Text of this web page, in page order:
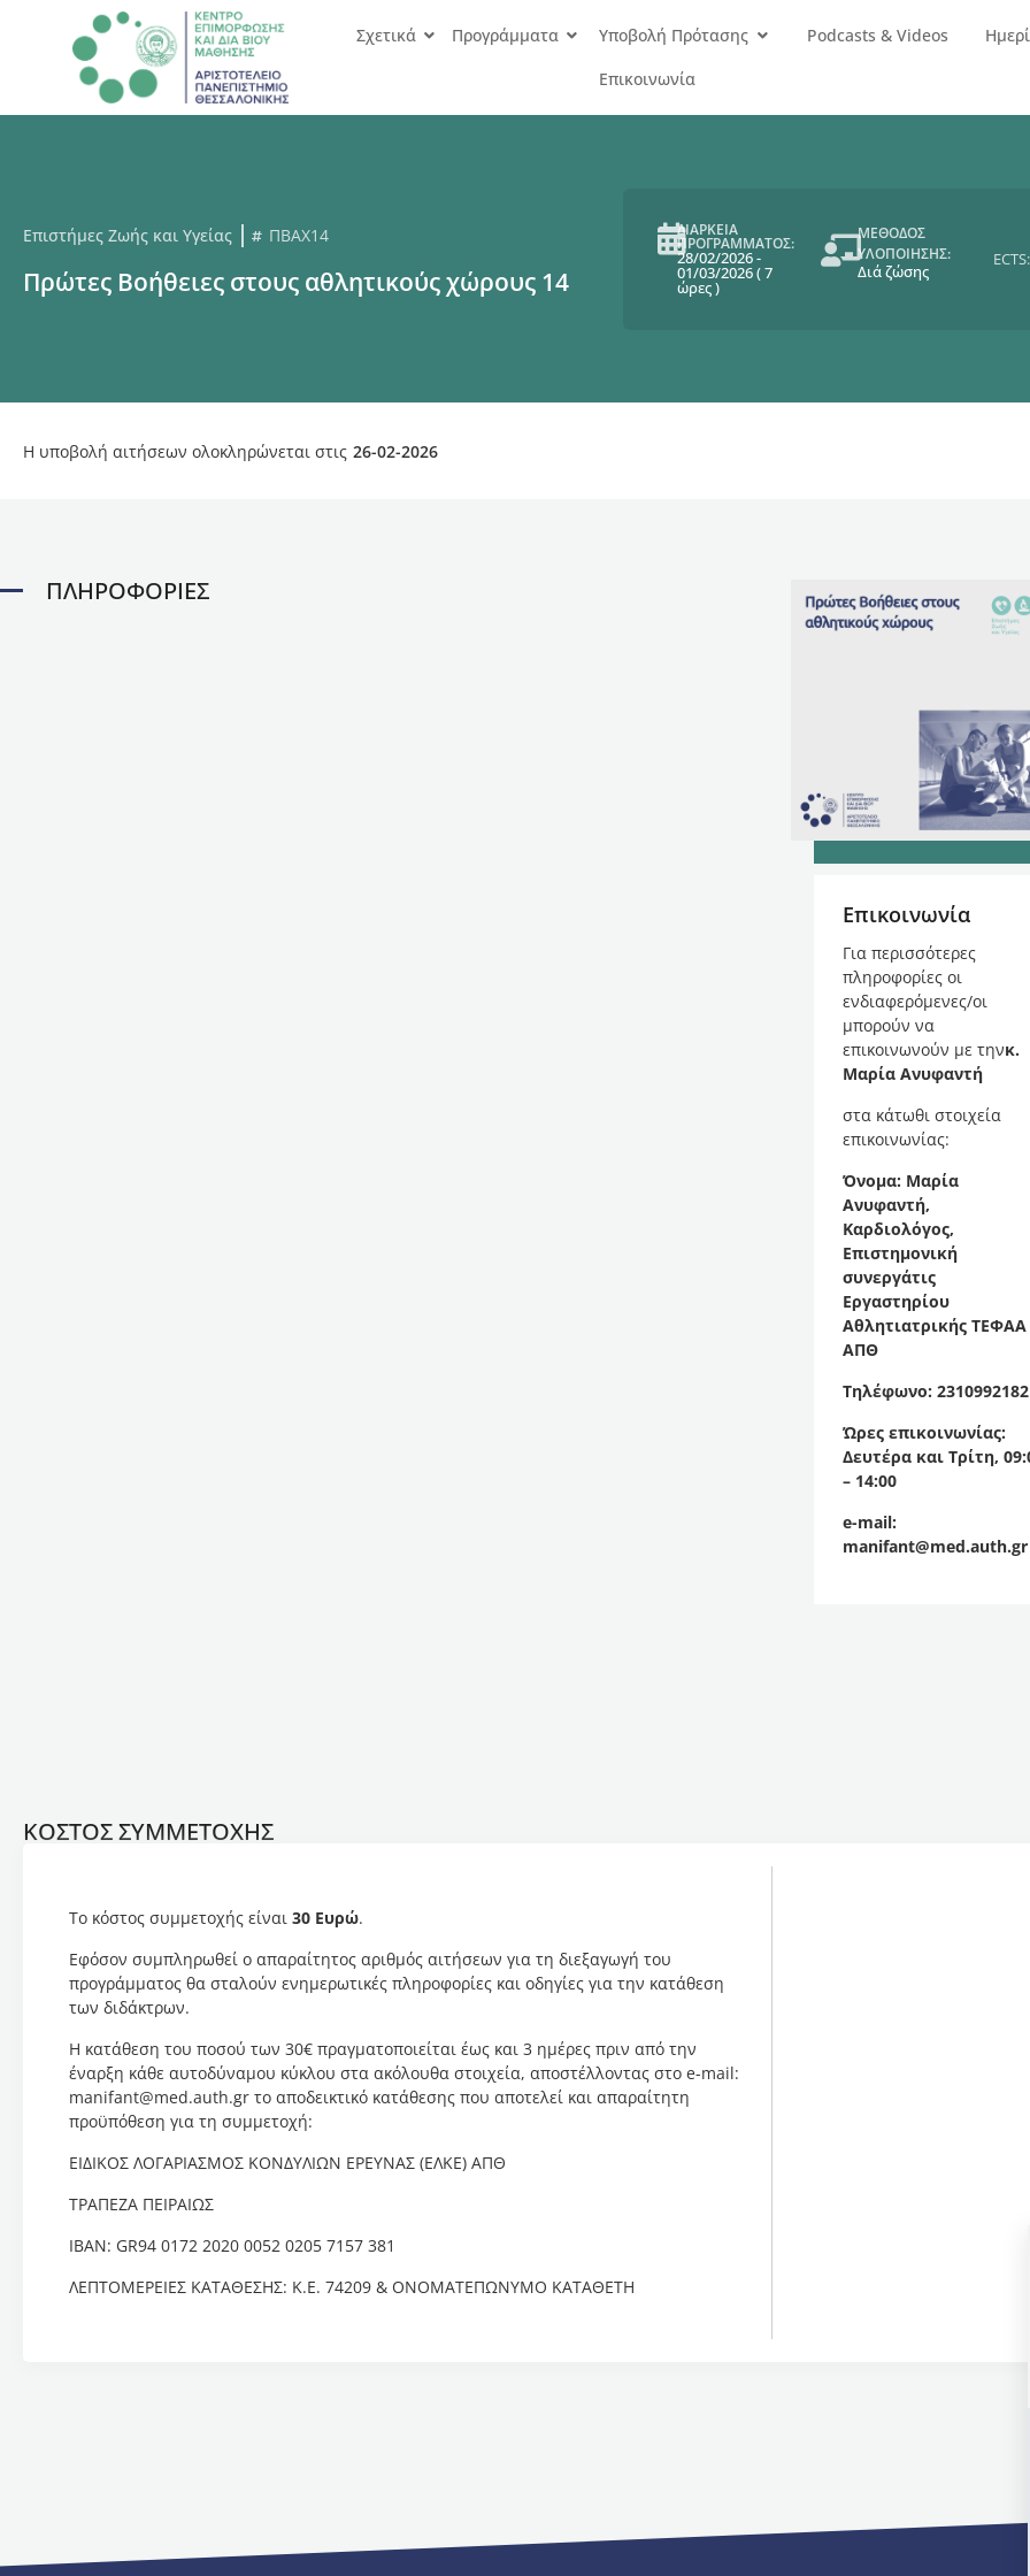
Σχετικά Προγράμματα Υποβολή Πρότασης Podcasts & Videos
Επικοινωνία
Επιστήμες Ζωής και Υγείας ΠΒΑΧ14
Πρώτες Βοήθειες στους αθλητικούς χώρους 14
ΔΙΑΡΚΕΙΑ
ΠΡΟΓΡΑΜΜΑΤΟΣ:
28/02/2026-
01/03/2026(7
ώρες)
ΜΕΘΟΔΟΣ
ΥΛΟΠΟΙΗΣΗΣ:
Διά ζώσης
ECTS:
Η υποβολή αιτήσεων ολοκληρώνεται στις 26-02-2026
ΠΛΗΡΟΦΟΡΙΕΣ
Επικοινωνία
Για περισσότερες
πληροφορίες οι
ενδιαφερόμενες/οι
μπορούν να
επικοινωνούν με τηνκ.
Μαρία Ανυφαντή
στα κάτωθι στοιχεία
επικοινωνίας:
Όνομα: Μαρία
Ανυφαντή,
Καρδιολόγος,
Επιστημονική
συνεργάτις
Εργαστηρίου
Αθλητιατρικής ΤΕΦΑΑ
ΑΠΘ
Τηλέφωνο: 2310992182
Ώρες επικοινωνίας:
Δευτέρα και Τρίτη,
– 14:00
e-mail:
manifant@med.auth.gr
ΚΟΣΤΟΣ ΣΥΜΜΕΤΟΧΗΣ
Το κόστος συμμετοχής είναι 30 Ευρώ.
Εφόσον συμπληρωθεί ο απαραίτητος αριθμός αιτήσεων για τη διεξαγωγή του
προγράμματος θα σταλούν ενημερωτικές πληροφορίες και οδηγίες για την κατάθεση
των διδάκτρων.
Η κατάθεση του ποσού των 30€ πραγματοποιείται έως και 3 ημέρες πριν από την
έναρξη κάθε αυτοδύναμου κύκλου στα ακόλουθα στοιχεία, αποστέλλοντας στο e-mail:
manifant@med.auth.gr το αποδεικτικό κατάθεσης που αποτελεί και απαραίτητη
προϋπόθεση για τη συμμετοχή:
ΕΙΔΙΚΟΣ ΛΟΓΑΡΙΑΣΜΟΣ ΚΟΝΔΥΛΙΩΝ ΕΡΕΥΝΑΣ (ΕΛΚΕ) ΑΠΘ
ΤΡΑΠΕΖΑ ΠΕΙΡΑΙΩΣ
IBAN: GR94 0172 2020 0052 0205 7157 381
ΛΕΠΤΟΜΕΡΕΙΕΣ ΚΑΤΑΘΕΣΗΣ: Κ.Ε. 74209 & ΟΝΟΜΑΤΕΠΩΝΥΜΟ ΚΑΤΑΘΕΤΗ